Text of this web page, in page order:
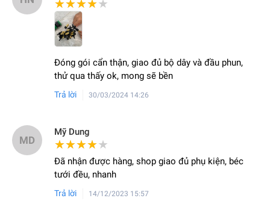
★★★★★
★★★★★
Đóng gói cẩn thận, giao đủ bộ dây và đầu phun,
thử qua thấy ok, mong sẽ bền
Trả lời 30/03/2024 14:26
MD
Mỹ Dung
★★★★★
★★★★★
Đã nhận được hàng, shop giao đủ phụ kiện, béc
tưới đều, nhanh
Trả lời 14/12/2023 15:57